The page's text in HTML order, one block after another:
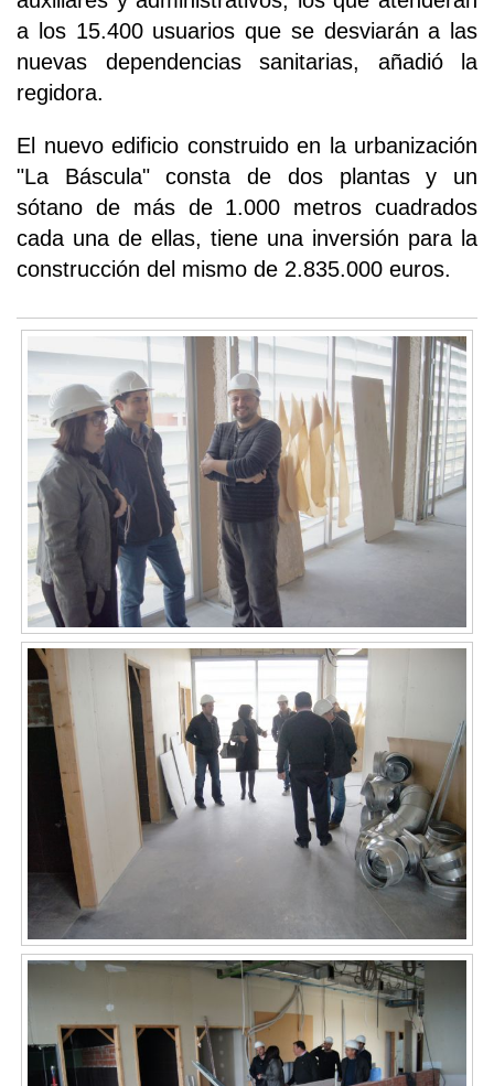
a los 15.400 usuarios que se desviarán a las
nuevas dependencias sanitarias, añadió la
regidora.
El nuevo edificio construido en la urbanización
"La Báscula" consta de dos plantas y un
sótano de más de 1.000 metros cuadrados
cada una de ellas, tiene una inversión para la
construcción del mismo de 2.835.000 euros.